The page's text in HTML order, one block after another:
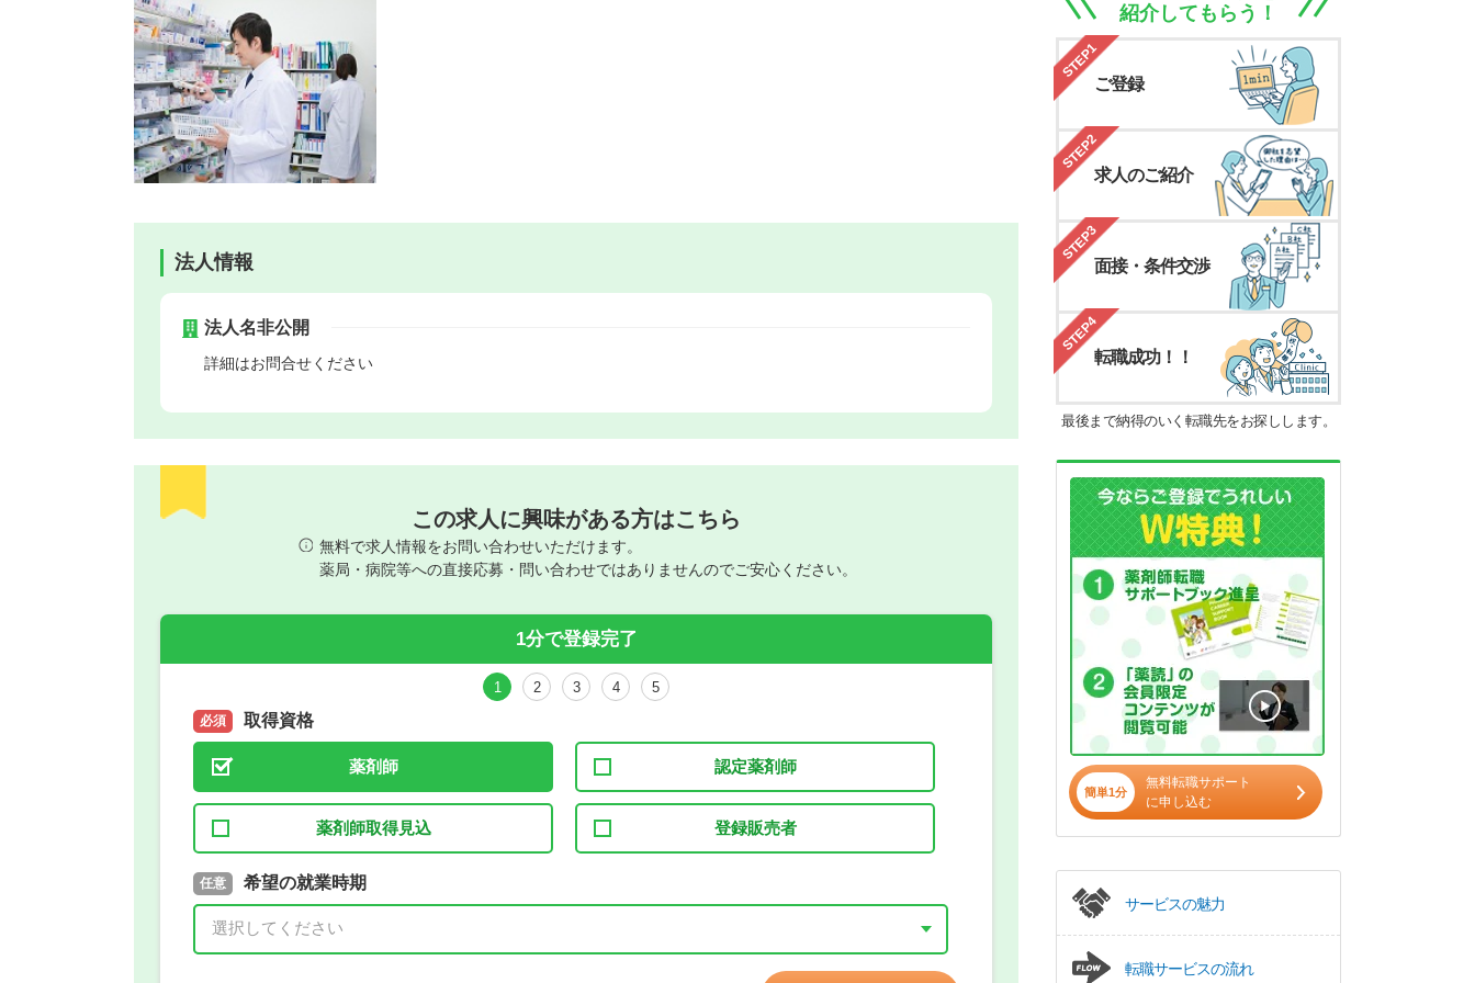
法人情報
法人名非公開
詳細はお問合せください
この求人に興味がある方はこちら
無料で求人情報をお問い合わせいただけます。
薬局・病院等への直接応募・問い合わせではありませんのでご安心ください。
1分で登録完了
1 2 3 4 5
必須 取得資格
薬剤師 認定薬剤師
薬剤師取得見込 登録販売者
必須 取得予定年
年 3月
任意 希望の就業時期
希望の働き方
正社員
紹介してもらう！
STEP1
ご登録
STEP2
求人のご紹介
STEP3
面接・条件交渉
STEP4
転職成功！！
最後まで納得のいく転職先をお探しします。
簡単1分
無料転職サポート
に申し込む
サービスの魅力
転職サービスの流れ